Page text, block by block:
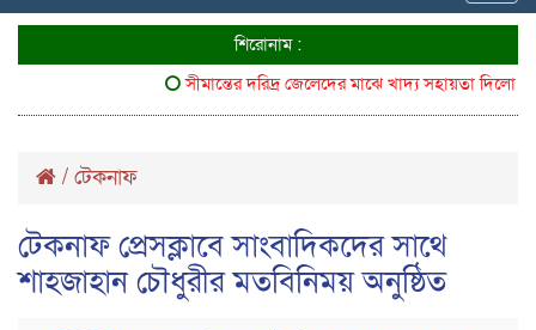
শিরোনাম :
সীমান্তের দরিদ্র জেলেদের মাঝে খাদ্য সহায়তা দিলো ৬৪
/ টেকনাফ
টেকনাফ প্রেসক্লাবে সাংবাদিকদের সাথে
শাহজাহান চৌধুরীর মতবিনিময় অনুষ্ঠিত